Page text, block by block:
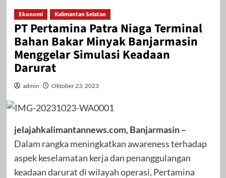
Ekonomi Kalimantan Selatan
PT Pertamina Patra Niaga Terminal
Bahan Bakar Minyak Banjarmasin
Menggelar Simulasi Keadaan
Darurat
admin Oktober 23, 2023
jelajahkalimantannews.com, Banjarmasin –
Dalam rangka meningkatkan awareness terhadap
aspek keselamatan kerja dan penanggulangan
keadaan darurat di wilayah operasi, Pertamina